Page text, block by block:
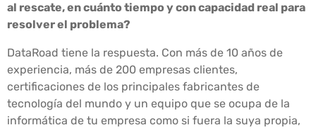
al rescate, en cuánto tiempo y con capacidad real para
resolver el problema?
DataRoad tiene la respuesta. Con más de 10 años de
experiencia, más de 200 empresas clientes,
certificaciones de los principales fabricantes de
tecnología del mundo y un equipo que se ocupa de la
informática de tu empresa como si fuera la suya propia,